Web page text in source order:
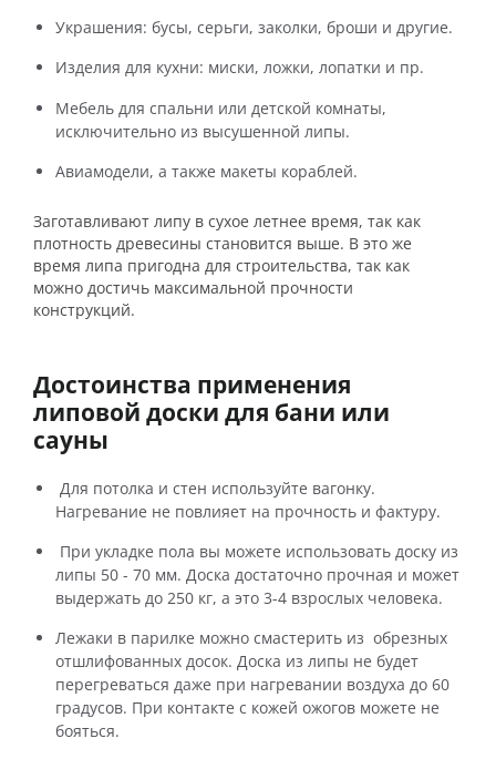
Украшения: бусы, серьги, заколки, броши и другие.
Изделия для кухни: миски, ложки, лопатки и пр.
Мебель для спальни или детской комнаты,
исключительно из высушенной липы.
Авиамодели, а также макеты кораблей.
Заготавливают липу в сухое летнее время, так как
плотность древесины становится выше. В это же
время липа пригодна для строительства, так как
можно достичь максимальной прочности
конструкций.
Достоинства применения
липовой доски для бани или
сауны
Для потолка и стен используйте вагонку.
Нагревание не повлияет на прочность и фактуру.
При укладке пола вы можете использовать доску из
липы 50 - 70 мм. Доска достаточно прочная и может
выдержать до 250 кг, а это 3-4 взрослых человека.
Лежаки в парилке можно смастерить из обрезных
отшлифованных досок. Доска из липы не будет
перегреваться даже при нагревании воздуха до 60
градусов. При контакте с кожей ожогов можете не
бояться.